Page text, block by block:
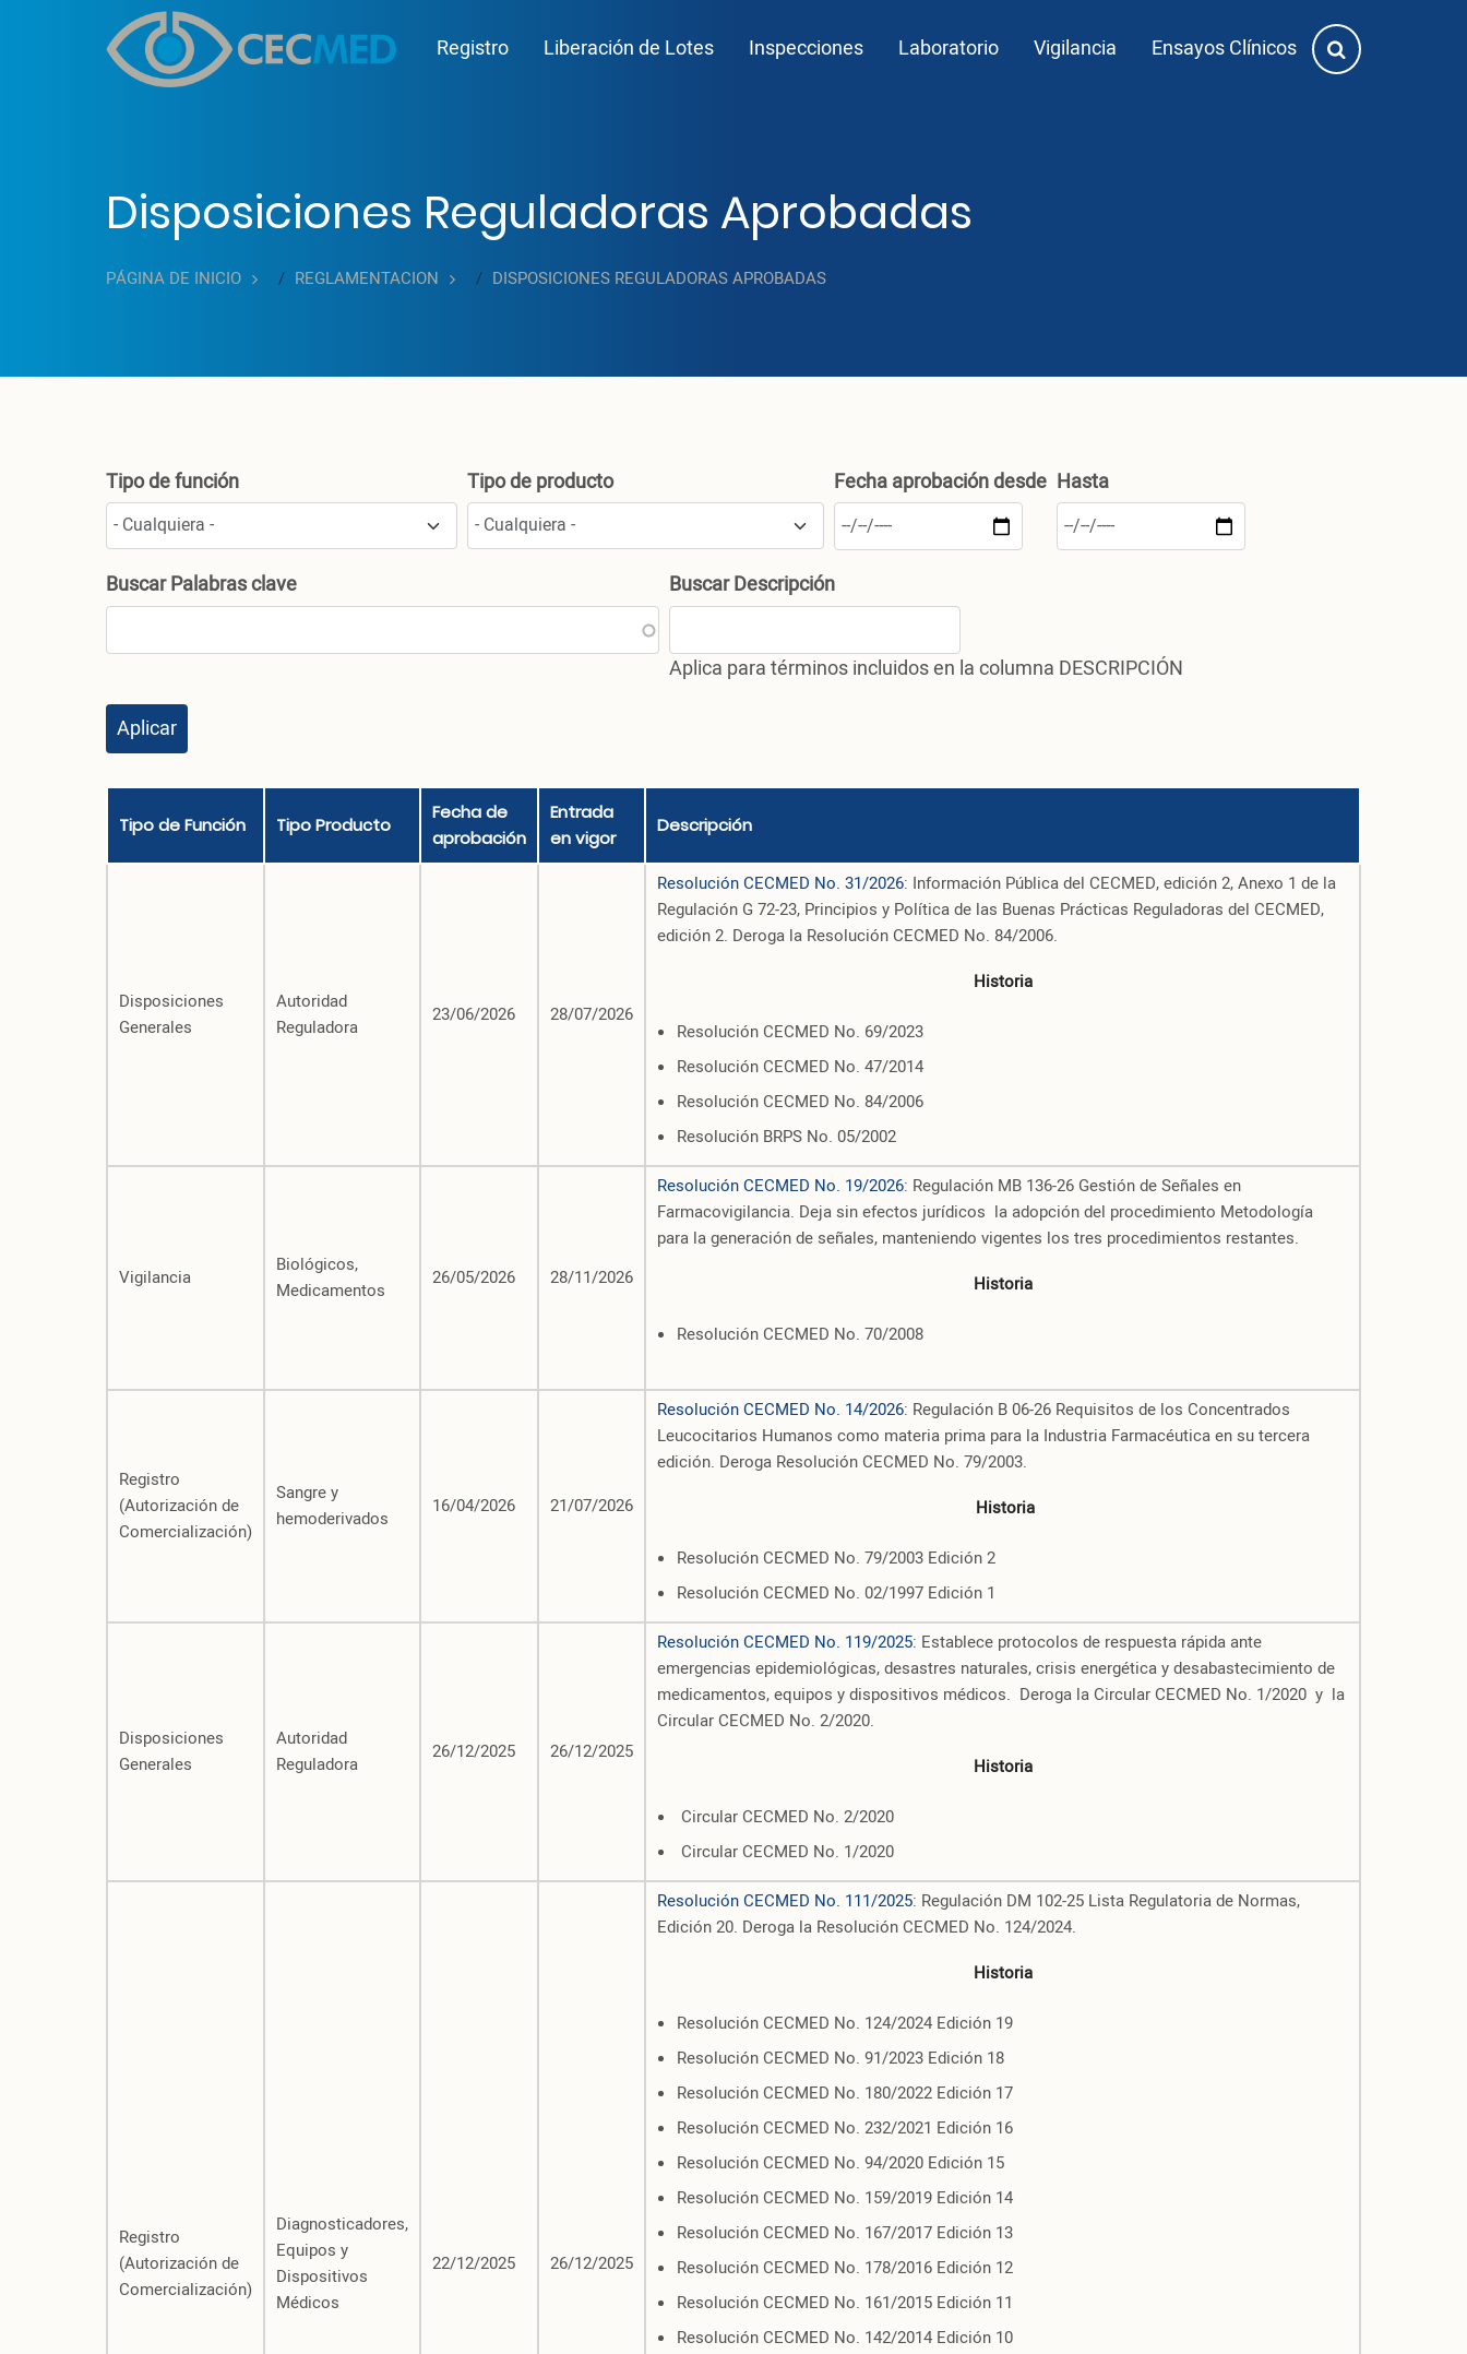
Pasar al contenido principal
Main navigation
Registro Liberación de Lotes Inspecciones Laboratorio Vigilancia Ensayos Clínicos
Disposiciones Reguladoras Aprobadas
PÁGINA DE INICIO REGLAMENTACION DISPOSICIONES REGULADORAS APROBADAS
Tipo de función Tipo de producto Fecha aprobación desde Hasta
Buscar Palabras clave Buscar Descripción
Aplica para términos incluidos en la columna DESCRIPCIÓN
Tipo de Función Tipo Producto
Fecha de
aprobación
Entrada
en vigor
Descripción
Disposiciones
Generales
Autoridad
Reguladora
23/06/2026 28/07/2026
Resolución CECMED No. 31/2026: Información Pública del CECMED, edición 2, Anexo 1 de la
Regulación G 72-23, Principios y Política de las Buenas Prácticas Reguladoras del CECMED,
edición 2. Deroga la Resolución CECMED No. 84/2006.
Historia
Resolución CECMED No. 69/2023
Resolución CECMED No. 47/2014
Resolución CECMED No. 84/2006
Resolución BRPS No. 05/2002
Vigilancia
Biológicos,
Medicamentos
26/05/2026 28/11/2026
Resolución CECMED No. 19/2026: Regulación MB 136-26 Gestión de Señales en
Farmacovigilancia. Deja sin efectos jurídicos la adopción del procedimiento Metodología
para la generación de señales, manteniendo vigentes los tres procedimientos restantes.
Historia
Resolución CECMED No. 70/2008
Registro
(Autorización de
Comercialización)
Sangre y
hemoderivados
16/04/2026 21/07/2026
Resolución CECMED No. 14/2026: Regulación B 06-26 Requisitos de los Concentrados
Leucocitarios Humanos como materia prima para la Industria Farmacéutica en su tercera
edición. Deroga Resolución CECMED No. 79/2003.
Historia
Resolución CECMED No. 79/2003 Edición 2
Resolución CECMED No. 02/1997 Edición 1
Disposiciones
Generales
Autoridad
Reguladora
26/12/2025 26/12/2025
Resolución CECMED No. 119/2025: Establece protocolos de respuesta rápida ante
emergencias epidemiológicas, desastres naturales, crisis energética y desabastecimiento de
medicamentos, equipos y dispositivos médicos. Deroga la Circular CECMED No. 1/2020 y la
Circular CECMED No. 2/2020.
Historia
Circular CECMED No. 2/2020
Circular CECMED No. 1/2020
Registro
(Autorización de
Comercialización)
Diagnosticadores,
Equipos y
Dispositivos
Médicos
22/12/2025 26/12/2025
Resolución CECMED No. 111/2025: Regulación DM 102-25 Lista Regulatoria de Normas,
Edición 20. Deroga la Resolución CECMED No. 124/2024.
Historia
Resolución CECMED No. 124/2024 Edición 19
Resolución CECMED No. 91/2023 Edición 18
Resolución CECMED No. 180/2022 Edición 17
Resolución CECMED No. 232/2021 Edición 16
Resolución CECMED No. 94/2020 Edición 15
Resolución CECMED No. 159/2019 Edición 14
Resolución CECMED No. 167/2017 Edición 13
Resolución CECMED No. 178/2016 Edición 12
Resolución CECMED No. 161/2015 Edición 11
Resolución CECMED No. 142/2014 Edición 10